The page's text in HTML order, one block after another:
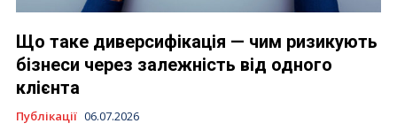
Що таке диверсифікація — чим ризикують
бізнеси через залежність від одного
клієнта
Публікації 06.07.2026